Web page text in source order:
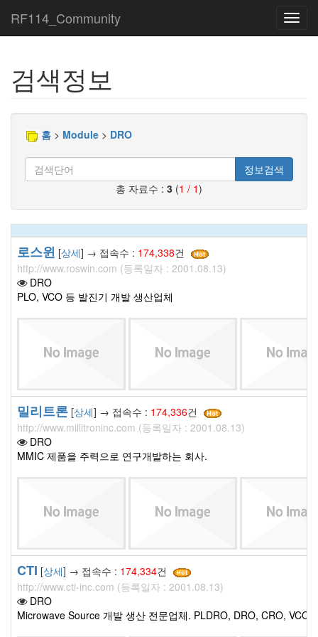
RF114_Community
검색정보
홈 > Module > DRO
정보검색
총 자료수 : 3 (1 / 1)
로스윈 [상세] → 접속수 : 174,338건
http://www.roswin.com (등록일자 : 2001.08.13)
DRO
PLO, VCO 등 발진기 개발 생산업체
밀리트론 [상세] → 접속수 : 174,336건
http://www.millitroninc.com (등록일자 : 2001.08.13)
DRO
MMIC 제품을 주력으로 연구개발하는 회사.
CTI [상세] → 접속수 : 174,334건
http://www.cti-inc.com (등록일자 : 2001.08.13)
DRO
Microwave Source 개발 생산 전문업체. PLDRO, DRO, CRO, VCO